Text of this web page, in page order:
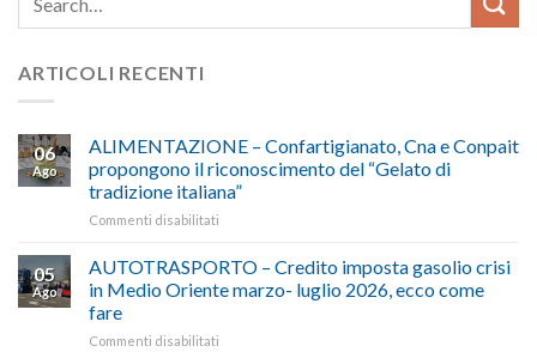
ARTICOLI RECENTI
06
Ago
ALIMENTAZIONE – Confartigianato, Cna e Conpait
propongono il riconoscimento del “Gelato di
tradizione italiana”
Commenti disabilitati
–
Confartigianato,
Cna
05
Ago
AUTOTRASPORTO – Credito imposta gasolio crisi
in Medio Oriente marzo- luglio 2026, ecco come
fare
Commenti disabilitati